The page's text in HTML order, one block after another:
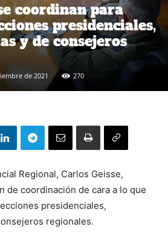
coordinan para
presidenciales,
y de consejeros
de 2021 270
Regional, Carlos Geisse,
de coordinación de cara a lo que
presidenciales,
regionales.